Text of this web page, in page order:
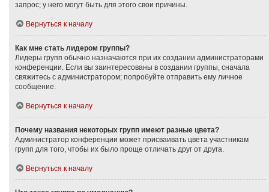
запрос; у него могут быть для этого свои причины.
Вернуться к началу
Как мне стать лидером группы?
Лидеры групп обычно назначаются при их создании администраторами
конференции. Если вы заинтересованы в создании группы, сначала
свяжитесь с администратором; попробуйте отправить ему личное
сообщение.
Вернуться к началу
Почему названия некоторых групп имеют разные цвета?
Администратор конференции может присваивать цвета участникам
групп для того, чтобы их было проще отличать друг от друга.
Вернуться к началу